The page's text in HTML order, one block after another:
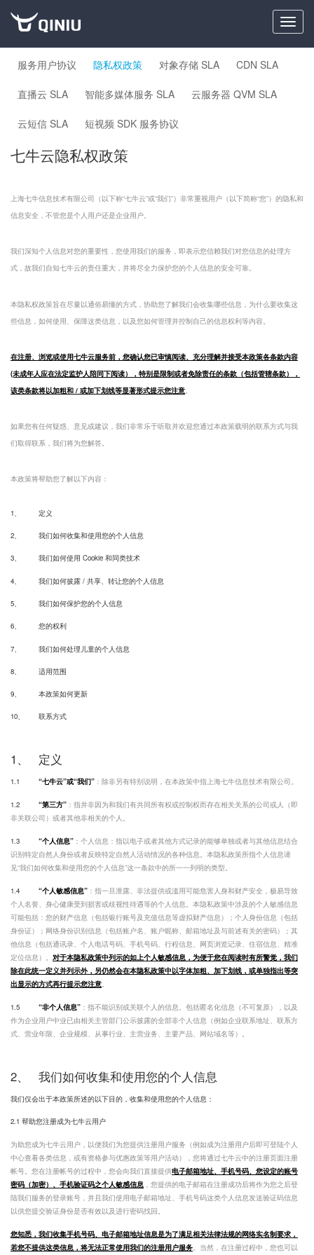
服务用户协议
隐私权政策 对象存储 SLA CDN SLA
直播云 SLA 智能多媒体服务 SLA 云服务器 QVM SLA
云短信 SLA 短视频 SDK 服务协议
七牛云隐私权政策
上海七牛信息技术有限公司（以下称“七牛云”或“我们”）非常重视用户（以下简称“您”）的隐私和
信息安全，不管您是个人用户还是企业用户。
我们深知个人信息对您的重要性，您使用我们的服务，即表示您信赖我们对您信息的处理方
式，故我们自知七牛云的责任重大，并将尽全力保护您的个人信息的安全可靠。
本隐私权政策旨在尽量以通俗易懂的方式，协助您了解我们会收集哪些信息，为什么要收集这
些信息，如何使用、保障这类信息，以及您如何管理并控制自己的信息权利等内容。
在注册、浏览或使用七牛云服务前，您确认您已审慎阅读、充分理解并接受本政策各条款内容
(未成年人应在法定监护人陪同下阅读），特别是限制或者免除责任的条款（包括管辖条款），
该类条款将以加粗和 / 或加下划线等显著形式提示您注意。
如果您有任何疑惑、意见或建议，我们非常乐于听取并欢迎您通过本政策载明的联系方式与我
们取得联系，我们将为您解答。
本政策将帮助您了解以下内容：
1、 定义
2、 我们如何收集和使用您的个人信息
3、 我们如何使用 Cookie 和同类技术
4、 我们如何披露 / 共享、转让您的个人信息
5、 我们如何保护您的个人信息
6、 您的权利
7、 我们如何处理儿童的个人信息
8、 适用范围
9、 本政策如何更新
10、 联系方式
1、 定义
1.1 “七牛云”或“我们” ：除非另有特别说明，在本政策中指上海七牛信息技术有限公司。
1.2 “第三方” ：指并非因为和我们有共同所有权或控制权而存在相关关系的公司或人（即
非关联公司）或者其他非相关的个人。
1.3 “个人信息” ：个人信息：指以电子或者其他方式记录的能够单独或者与其他信息结合
识别特定自然人身份或者反映特定自然人活动情况的各种信息。本隐私政策所指个人信息请
见“我们如何收集和使用您的个人信息”这一条款中的所一一列明的类型。
1.4 “个人敏感信息” ：指一旦泄露、非法提供或滥用可能危害人身和财产安全，极易导致
个人名誉、身心健康受到损害或歧视性待遇等的个人信息。本隐私政策中涉及的个人敏感信息
可能包括：您的财产信息（包括银行账号及充值信息等虚拟财产信息）；个人身份信息（包括
身份证）；网络身份识别信息（包括账户名、账户昵称、邮箱地址及与前述有关的密码）；其
他信息（包括通讯录、个人电话号码、手机号码、行程信息、网页浏览记录、住宿信息、精准
定位信息）。 对于本隐私政策中列示的如上个人敏感信息，为便于您在阅读时有所警觉，我们
除在此统一定义并列示外，另仍然会在本隐私政策中以字体加粗、加下划线，或单独指出等突
出显示的方式再行提示您注意。
1.5 “非个人信息” ：指不能识别或关联个人的信息。包括匿名化信息（不可复原），以及
作为企业用户中业已由相关主管部门公示披露的全部非个人信息（例如企业联系地址、联系方
式、营业年限、企业规模、从事行业、主营业务、主要产品、网站域名等）。
2、 我们如何收集和使用您的个人信息
我们仅会出于本政策所述的以下目的，收集和使用您的个人信息：
2.1 帮助您注册成为七牛云用户
为助您成为七牛云用户，以便我们为您提供注册用户服务（例如成为注册用户后即可登陆个人
中心查看各类信息，或有资格参与优惠政策等用户活动），您将通过七牛云中的注册页面注册
帐号。您在注册帐号的过程中，您会向我们直接提供电子邮箱地址、手机号码、您设定的账号
密码（加密）、手机验证码之个人敏感信息 ，您提供的电子邮箱在注册成功后将作为您之后登
陆我们服务的登录账号，并且我们使用电子邮箱地址、手机号码这类个人信息发送验证码信息
以供您提交验证身份是否有效以及进行密码找回。
您知悉，我们收集手机号码、电子邮箱地址信息是为了满足相关法律法规的网络实名制要求，
若您不提供这类信息，将无法正常使用我们的注册用户服务。当然，在注册过程中，您也可以